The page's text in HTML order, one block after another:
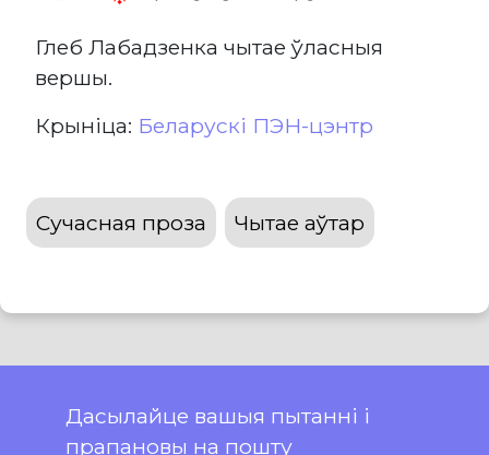
Глеб Лабадзенка чытае ўласныя
вершы.
Крыніца: Беларускі ПЭН-цэнтр
Сучасная проза Чытае аўтар
Дасылайце вашыя пытанні і
прапановы на пошту